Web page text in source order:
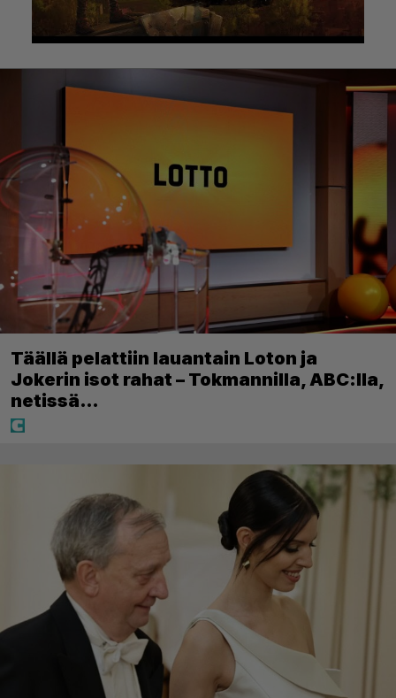
Täällä pelattiin lauantain Loton ja
Jokerin isot rahat – Tokmannilla, ABC:lla,
netissä…